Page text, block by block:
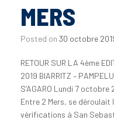
MERS
Posted on 30 octobre
RETOUR SUR LA 4ème
2019 BIARRITZ –
S’AGARO Lundi 7
Entre 2 Mers, se
vérifications à San